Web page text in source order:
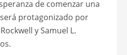
de comenzar una
protagonizado por
y Samuel L.